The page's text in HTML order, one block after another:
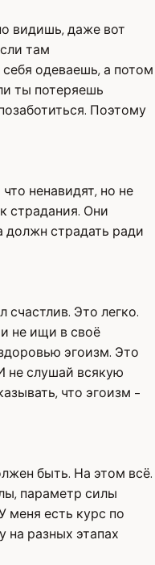
видишь, даже вот
там
одеваешь, а потом
ты потеряешь
Поэтому
ненавидят, но не
страдания. Они
страдать ради
счастлив. Это легко.
не ищи в своё
эгоизм. Это
не слушай всякую
что эгоизм -
быть. На этом всё.
параметр силы
меня есть курс по
на разных этапах